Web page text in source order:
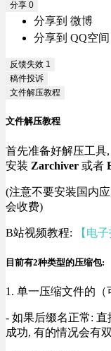
分享 0
分享到 微博
分享到 QQ空间
反馈失效 1
稿件投诉
文件解压教程
文件解压教程
首先准备好解压工具
安装 Zarchiver 或者
(注意不要安装国内
会收费)
B站视频教程: 【电
目前有2种类型的压缩包:
1. 单一压缩文件的
- 如果后缀名正常:
成功, 有的情况会有